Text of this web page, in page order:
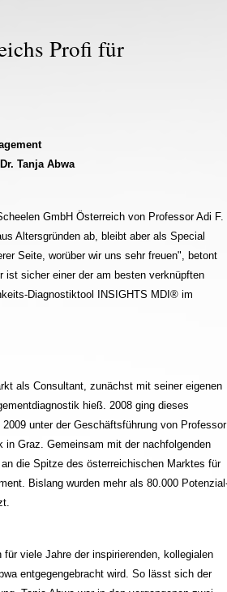
Profi für
Tanja Abwa
GmbH Österreich von Professor Adi F.
Altersgründen ab, bleibt aber als Special
Seite, worüber wir uns sehr freuen", betont
ist sicher einer der am besten verknüpften
Diagnostiktool INSIGHTS MDI® im
als Consultant, zunächst mit seiner eigenen
hieß. 2008 ging dieses
unter der Geschäftsführung von Professor
in Graz. Gemeinsam mit der nachfolgenden
die Spitze des österreichischen Marktes für
Bislang wurden mehr als 80.000
viele Jahre der inspirierenden, kollegialen
entgegengebracht wird. So lässt sich der